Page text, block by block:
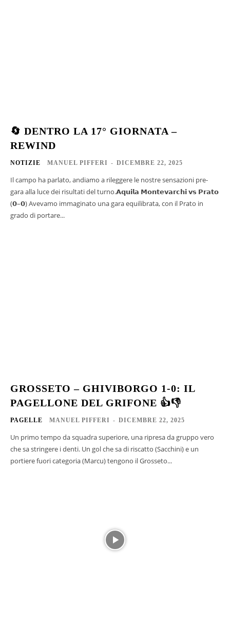
🔄 DENTRO LA 17° GIORNATA –
REWIND
NOTIZIE MANUEL PIFFERI - DICEMBRE 22, 2025
Il campo ha parlato, andiamo a rileggere le nostre sensazioni pre-
gara alla luce dei risultati del turno.𝗔𝗾𝘂𝗶𝗹𝗮 𝗠𝗼𝗻𝘁𝗲𝘃𝗮𝗿𝗰𝗵𝗶 𝘃𝘀 𝗣𝗿𝗮𝘁𝗼
(𝟬–𝟬) Avevamo immaginato una gara equilibrata, con il Prato in
grado di portare...
GROSSETO – GHIVIBORGO 1-0: IL
PAGELLONE DEL GRIFONE 👍👎
PAGELLE MANUEL PIFFERI - DICEMBRE 22, 2025
Un primo tempo da squadra superiore, una ripresa da gruppo vero
che sa stringere i denti. Un gol che sa di riscatto (Sacchini) e un
portiere fuori categoria (Marcu) tengono il Grosseto...